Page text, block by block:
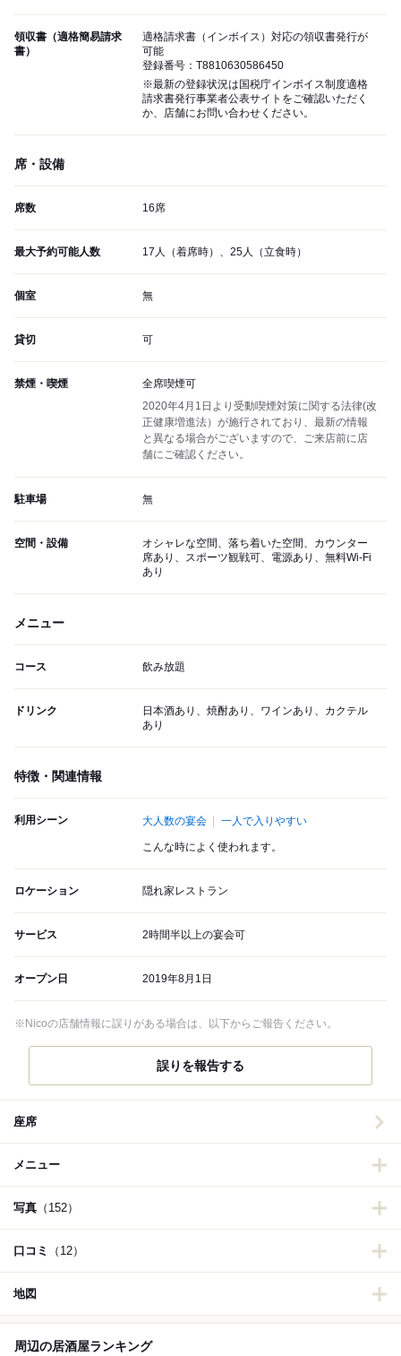
領収書（適格簡易請求
書）
適格請求書（インボイス）対応の領収書発行が
可能
登録番号：T8810630586450
※最新の登録状況は国税庁インボイス制度適格
請求書発行事業者公表サイトをご確認いただく
か、店舗にお問い合わせください。
席・設備
席数 16席
最大予約可能人数 17人（着席時）、25人（立食時）
個室 無
貸切 可
禁煙・喫煙
全席喫煙可
2020年4月1日より受動喫煙対策に関する法律(改
正健康増進法）が施行されており、最新の情報
と異なる場合がございますので、ご来店前に店
舗にご確認ください。
駐車場 無
空間・設備
オシャレな空間、落ち着いた空間、カウンター
席あり、スポーツ観戦可、電源あり、無料Wi-Fi
あり
メニュー
コース 飲み放題
ドリンク
日本酒あり、焼酎あり、ワインあり、カクテル
あり
特徴・関連情報
利用シーン 大人数の宴会 一人で入りやすい
こんな時によく使われます。
ロケーション 隠れ家レストラン
サービス 2時間半以上の宴会可
オープン日 2019年8月1日
※Nicoの店舗情報に誤りがある場合は、以下からご報告ください。
誤りを報告する
座席
メニュー
写真 （152）
口コミ （12）
地図
周辺の居酒屋ランキング